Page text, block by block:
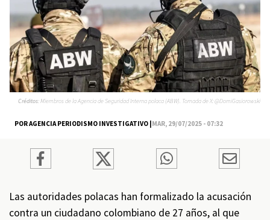
POR AGENCIA PERIODISMO INVESTIGATIVO |MAR, 29/07/2025 - 07:32
Créditos:Miembros de la Agencia de Seguridad Interna polaca (ABW). Tomada de X: @DomiGasiorowski
Las autoridades polacas han formalizado la acusación
contra un ciudadano colombiano de 27 años, al que